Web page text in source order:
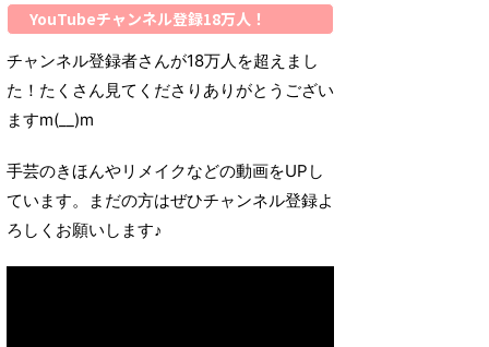
YouTubeチャンネル登録18万人！
チャンネル登録者さんが18万人を超えまし
た！たくさん見てくださりありがとうござい
ますm(__)m
手芸のきほんやリメイクなどの動画をUPし
ています。まだの方はぜひチャンネル登録よ
ろしくお願いします♪